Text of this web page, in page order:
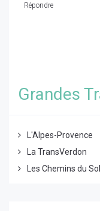
Répondre
Grandes
L'Alpes-Provence
La TransVerdon
Les Chemins du